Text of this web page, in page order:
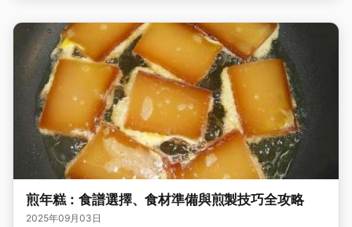
煎年糕：食譜選擇、食材準備與煎製技巧全攻略
2025年09月03日